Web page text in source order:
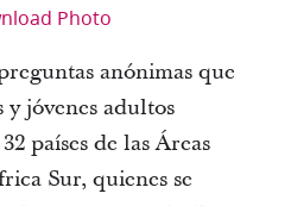
Photo
anónimas que
jóvenes adultos
países de las Áreas
Sur, quienes se